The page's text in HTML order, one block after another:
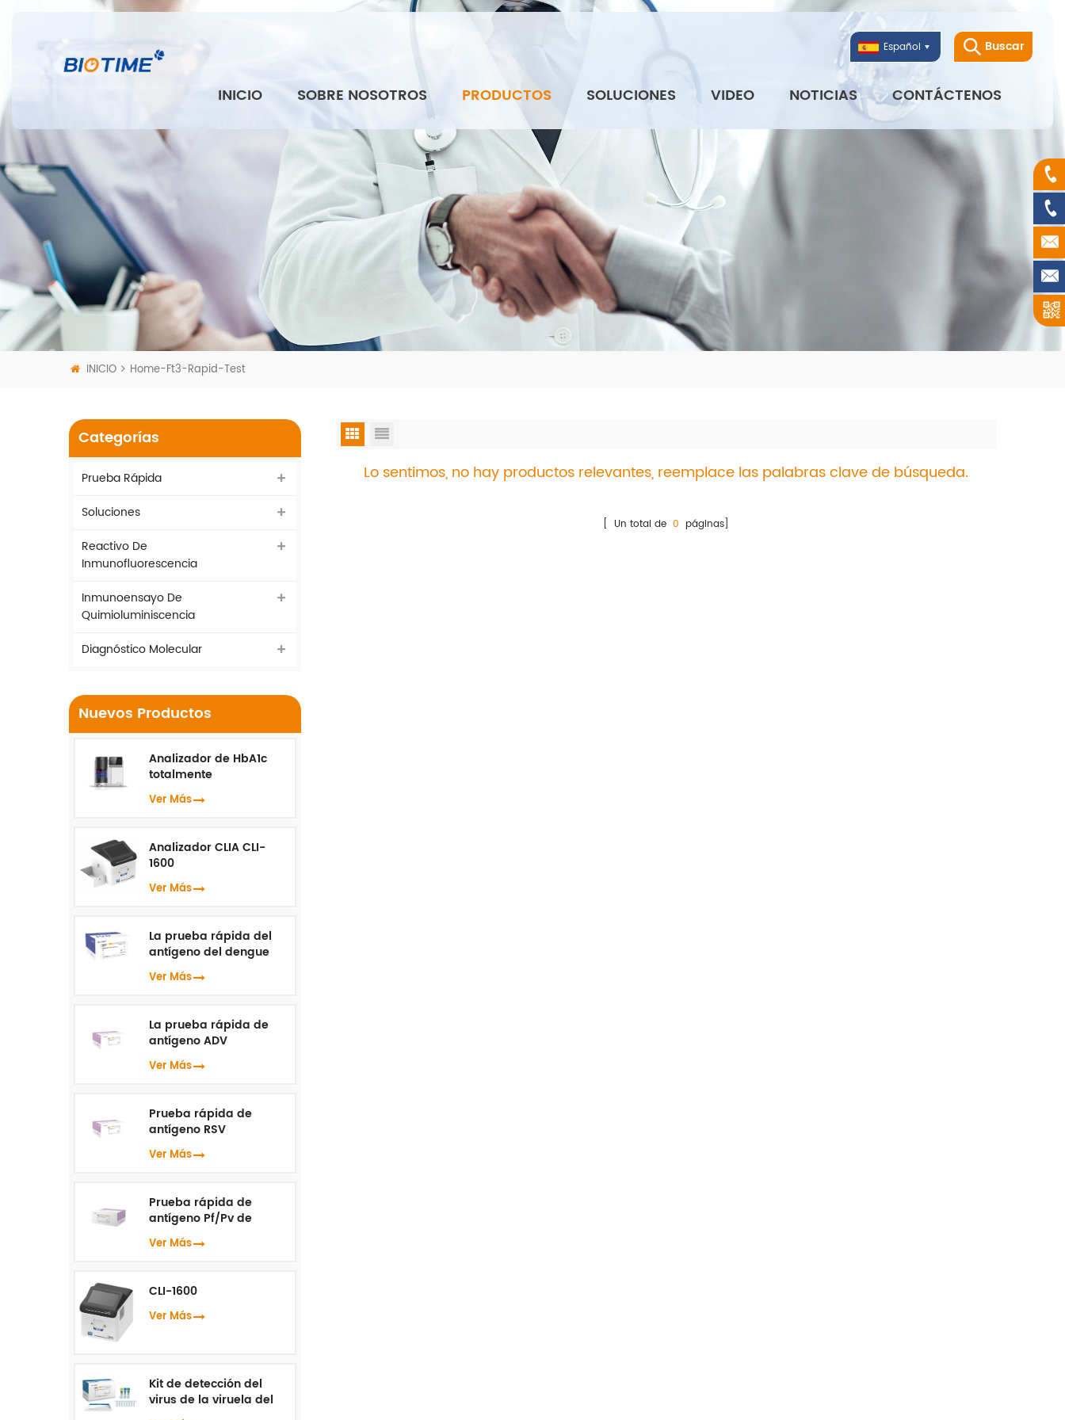
Buscar
Español
INICIO SOBRE NOSOTROS PRODUCTOS SOLUCIONES VIDEO NOTICIAS CONTÁCTENOS
INICIO Home-Ft3-Rapid-Test
Lo sentimos, no hay productos relevantes, reemplace las palabras clave de búsqueda.
[ Un total de0 páginas]
Categorías
Prueba Rápida
Soluciones
Reactivo De
Inmunofluorescencia
Inmunoensayo De
Quimioluminiscencia
Diagnóstico Molecular
Nuevos Productos
Analizador de HbA1c
totalmente
automatizado HLC-100
Ver Más
Analizador CLIA CLI-
1600
Ver Más
La prueba rápida del
antígeno del dengue
NS1
Ver Más
La prueba rápida de
antígeno ADV
Ver Más
Prueba rápida de
antígeno RSV
Ver Más
Prueba rápida de
antígeno Pf/Pv de
malaria
Ver Más
CLI-1600
Ver Más
Kit de detección del
virus de la viruela del
mono ( PCR en tiempo